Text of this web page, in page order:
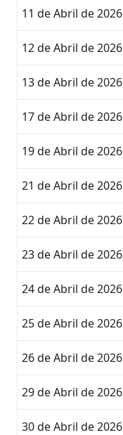
11 de Abril de 2026
12 de Abril de 2026
13 de Abril de 2026
17 de Abril de 2026
19 de Abril de 2026
21 de Abril de 2026
22 de Abril de 2026
23 de Abril de 2026
24 de Abril de 2026
25 de Abril de 2026
26 de Abril de 2026
29 de Abril de 2026
30 de Abril de 2026